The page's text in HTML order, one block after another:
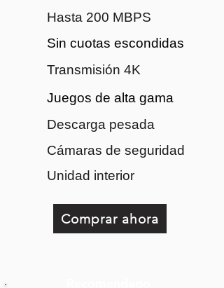
Hasta 200 MBPS
Sin cuotas escondidas
Transmisión 4K
Juegos de alta gama
Descarga pesada
Cámaras de seguridad
Unidad interior
Comprar ahora